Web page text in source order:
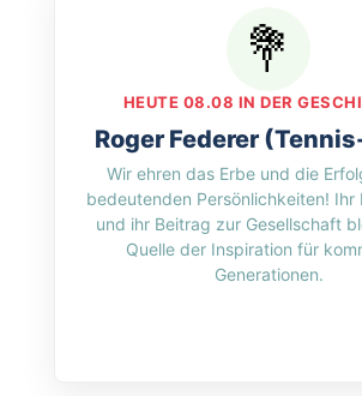
n
w
i
r
r
n
f
u
n
&
O
n
l
M
y
h
o
s
HEUTE 08.08 IN DER
Roger Federer
Wir ehren das Erbe und die
bedeutenden Persönlichkeiten! Ihr
und ihr Beitrag zur Gesellschaft
Quelle der Inspiration für
Generationen.